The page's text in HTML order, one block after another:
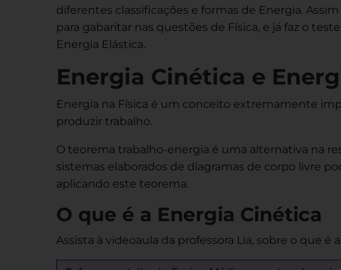
diferentes classificações e formas de Energia.
para gabaritar nas questões de Física, e já faz o
Energia Elástica.
Energia Cinética e
Energia na Física é um conceito extremamente
produzir trabalho.
O teorema trabalho-energia é uma alternativa na
sistemas elaborados de diagramas de corpo livre
aplicando este teorema.
O que é a Energia Cinética
Assista à videoaula da professora Lia, sobre o que é